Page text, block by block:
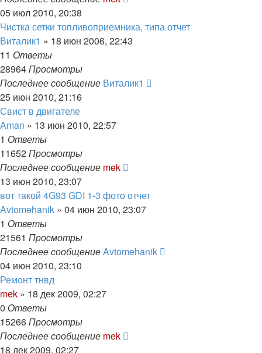
05 июл 2010, 20:38
Чистка сетки топливоприемника, типа отчет
Виталик1 » 18 июн 2006, 22:43
11 Ответы
28964Просмотры
Последнее сообщение Виталик1
25 июн 2010, 21:16
Свист в двигателе
Aman » 13 июн 2010, 22:57
1 Ответы
11652Просмотры
Последнее сообщение mek
13 июн 2010, 23:07
вот такой 4G93 GDI 1-3 фото отчет
Avtomehanik » 04 июн 2010, 23:07
1 Ответы
21561 Просмотры
Последнее сообщениеAvtomehanik
04 июн 2010, 23:10
Ремонт тнвд
mek » 18 дек 2009, 02:27
0 Ответы
15266Просмотры
Последнее сообщение mek
18 дек 2009, 02:27